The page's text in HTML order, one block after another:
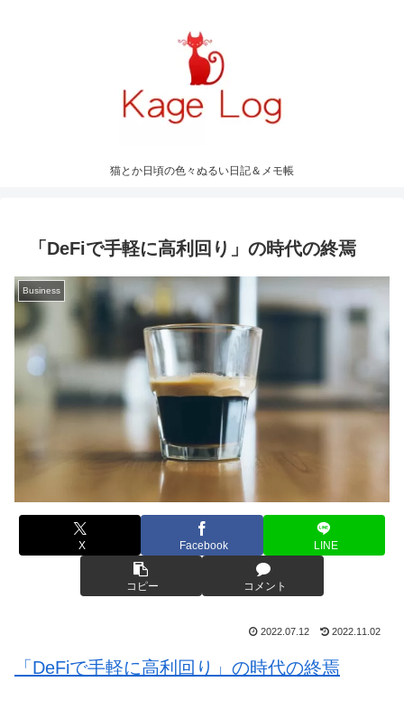
猫とか日頃の色々ぬるい日記＆メモ帳
「DeFiで手軽に高利回り」の時代の終焉
Business
X Facebook LINE
コピー コメント
2022.07.12 2022.11.02
「DeFiで手軽に高利回り」の時代の終焉